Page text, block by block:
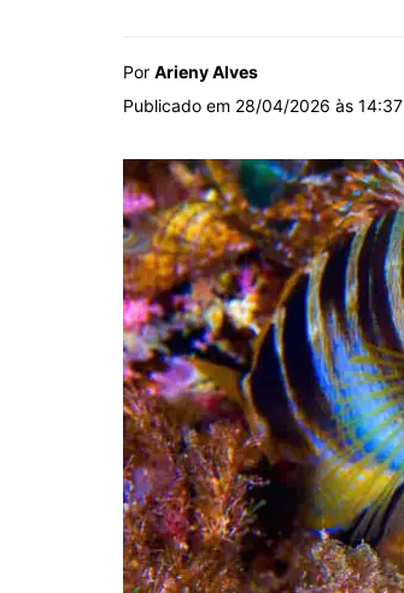
Por Arieny Alves
Publicado em 28/04/2026 às 14:37